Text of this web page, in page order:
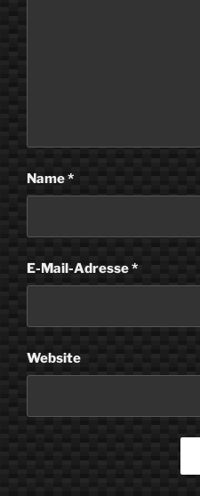
Name*
E-Mail-Adresse*
Website